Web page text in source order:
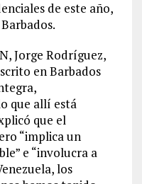
de este año,
Jorge Rodríguez,
en Barbados
que allí está
que el
“implica un
e “involucra a
los